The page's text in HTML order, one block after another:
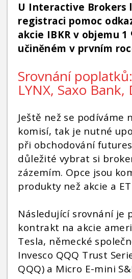
U Interactive Brokers
registraci pomoc
akcie IBKR v objemu 1
učiněném v prvním
Srovnání
LYNX, Saxo Bank,
Ještě než se podíváme
komisí, tak je nutné
při obchodování
důležité vybrat si
zázemím. Opce jsou
produkty než akcie a
Následující srovnání je
kontrakt na akcie
Tesla, německé
Invesco QQQ Trust
QQQ) a Micro E-mini